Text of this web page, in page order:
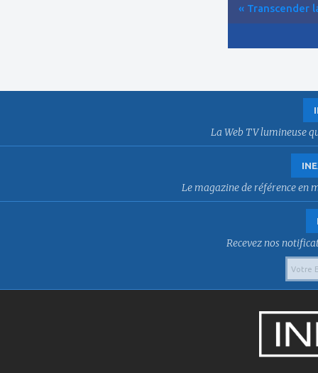
« Transcender
La Web TV lumineuse
Le magazine de référence en
Recevez nos